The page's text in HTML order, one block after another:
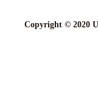
Copyright © 2020